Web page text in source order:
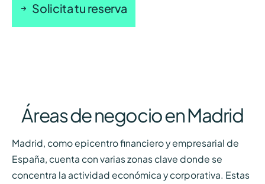
Solicita tu reserva
Áreas de negocio en Madrid
Madrid, como epicentro financiero y empresarial de
España, cuenta con varias zonas clave donde se
concentra la actividad económica y corporativa. Estas